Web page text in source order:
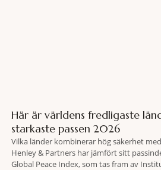
Här är världens fredligaste
starkaste passen 2026
Vilka länder kombinerar hög säkerhet
Henley & Partners har jämfört sitt
Global Peace Index, som tas fram av